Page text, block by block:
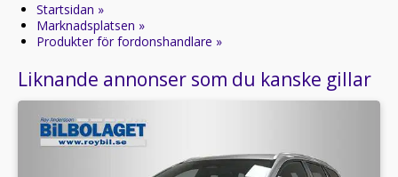
Startsidan »
Marknadsplatsen »
Produkter för fordonshandlare »
Liknande annonser som du kanske gillar